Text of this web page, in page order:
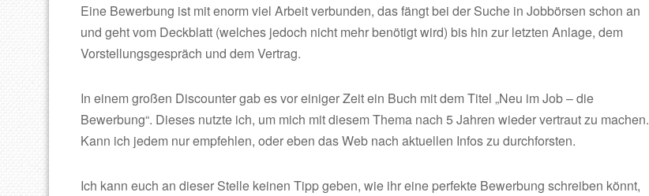
Eine Bewerbung ist mit enorm viel Arbeit verbunden, das fängt bei der Suche in Jobbörsen schon an
und geht vom Deckblatt (welches jedoch nicht mehr benötigt wird) bis hin zur letzten Anlage, dem
Vorstellungsgespräch und dem Vertrag.
In einem großen Discounter gab es vor einiger Zeit ein Buch mit dem Titel „Neu im Job – die
Bewerbung“. Dieses nutzte ich, um mich mit diesem Thema nach 5 Jahren wieder vertraut zu machen.
Kann ich jedem nur empfehlen, oder eben das Web nach aktuellen Infos zu durchforsten.
Ich kann euch an dieser Stelle keinen Tipp geben, wie ihr eine perfekte Bewerbung schreiben könnt,